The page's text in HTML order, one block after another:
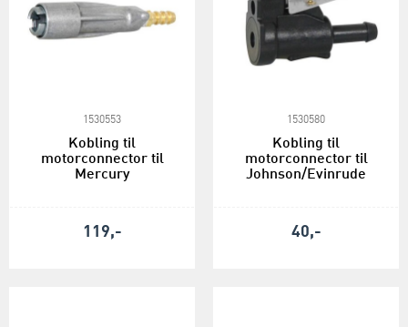
1530553
Kobling til
motorconnector til
Mercury
119,-
1530580
Kobling til
motorconnector til
Johnson/Evinrude
40,-